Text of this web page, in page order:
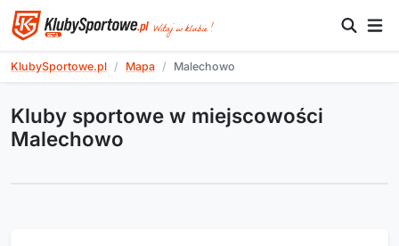
KlubySportowe.pl Mapa Malechowo
Kluby sportowe w miejscowości
Malechowo